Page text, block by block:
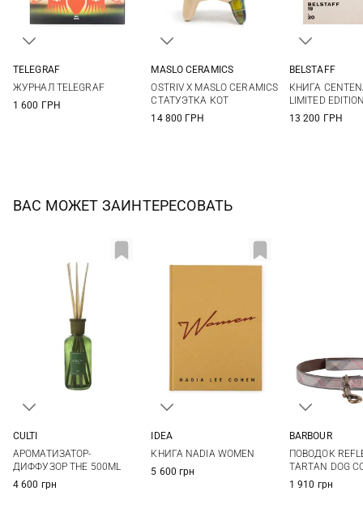
TELEGRAF
ЖУРНАЛ TELEGRAF
1 600 ГРН
MASLO CERAMICS
OSTRIV X MASLO CERAMICS
СТАТУЭТКА КОТ
14 800 ГРН
BELSTAFF
КНИГА
LIMITED
13 200 ГРН
ВАС МОЖЕТ ЗАИНТЕРЕСОВАТЬ
CULTI
АРОМАТИЗАТОР-
ДИФФУЗОР THE 500ML
4 600 грн
IDEA
КНИГА NADIA WOMEN
5 600 грн
BARBOUR
ПОВОДОК
TARTAN DOG
1 910 грн